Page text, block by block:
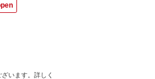
います。詳しく